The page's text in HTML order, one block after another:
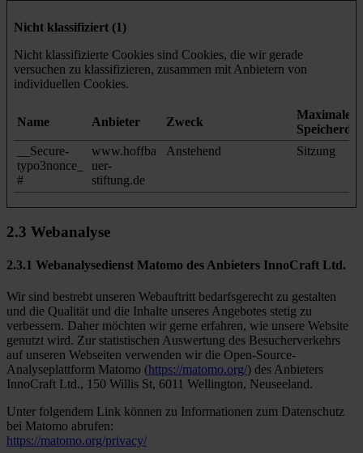
Nicht klassifiziert (1)
Nicht klassifizierte Cookies sind Cookies, die wir gerade
versuchen zu klassifizieren, zusammen mit Anbietern von
individuellen Cookies.
Name Anbieter Zweck
Maximale
__Secure-
typo3nonce_
#
www.hoffba
uer-
stiftung.de
Anstehend Sitzung
2.3 Webanalyse
2.3.1 Webanalysedienst Matomo des Anbieters InnoCraft Ltd.
Wir sind bestrebt unseren Webauftritt bedarfsgerecht zu gestalten
und die Qualität und die Inhalte unseres Angebotes stetig zu
verbessern. Daher möchten wir gerne erfahren, wie unsere Website
genutzt wird. Zur statistischen Auswertung des Besucherverkehrs
auf unseren Webseiten verwenden wir die Open-Source-
Analyseplattform Matomo (https://matomo.org/) des Anbieters
InnoCraft Ltd., 150 Willis St, 6011 Wellington, Neuseeland.
Unter folgendem Link können zu Informationen zum Datenschutz
bei Matomo abrufen:
https://matomo.org/privacy/